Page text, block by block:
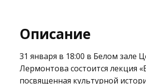
Описание
31 января в 18:00 в Белом зале
Лермонтова состоится лекция
посвященная культурной